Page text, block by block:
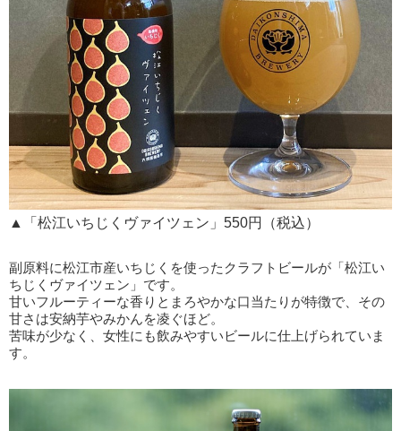
▲「松江いちじくヴァイツェン」550円（税込）
副原料に松江市産いちじくを使ったクラフトビールが「松江い
ちじくヴァイツェン」です。
甘いフルーティーな香りとまろやかな口当たりが特徴で、その
甘さは安納芋やみかんを凌ぐほど。
苦味が少なく、女性にも飲みやすいビールに仕上げられていま
す。